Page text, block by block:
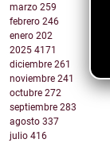
marzo 259
febrero 246
enero 202
2025 4171
diciembre 261
noviembre 241
octubre 272
septiembre 283
agosto 337
julio 416